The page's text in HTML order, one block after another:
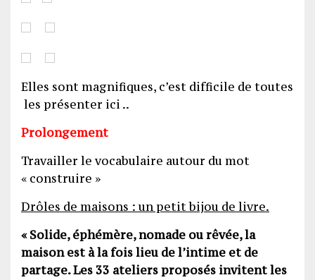
Elles sont magnifiques, c’est difficile de toutes
les présenter ici ..
Prolongement
Travailler le vocabulaire autour du mot
« construire »
Drôles de maisons : un petit bijou de livre.
« Solide, éphémère, nomade ou rêvée, la
maison est à la fois lieu de l’intime et de
partage. Les 33 ateliers proposés invitent les